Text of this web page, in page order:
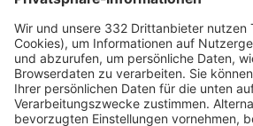
HÄUFIG BESUCHTE SEITEN
Pässe und Vereinswechsel
Trainerausbildung
Schulungsangebot Vereinsmitarbeiter